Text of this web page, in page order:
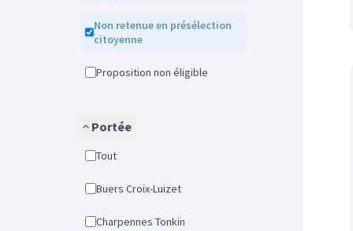
Non retenue en présélection
citoyenne
Proposition non éligible
Portée
Tout
Buers Croix-Luizet
Charpennes Tonkin